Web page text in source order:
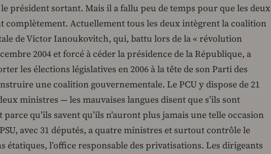
président sortant. Mais il a fallu peu de temps pour que les deux
complètement. Actuellement tous les deux intègrent la coalition
de Victor Ianoukovitch, qui, battu lors de la « révolution
2004 et forcé à céder la présidence de la République, a
les élections législatives en 2006 à la tête de son Parti des
une coalition gouvernementale. Le PCU y dispose de 21
ministres — les mauvaises langues disent que s’ils sont
parce qu’ils savent qu’ils n’auront plus jamais une telle occasion
avec 31 députés, a quatre ministres et surtout contrôle le
étatiques, l’office responsable des privatisations. Les dirigeants